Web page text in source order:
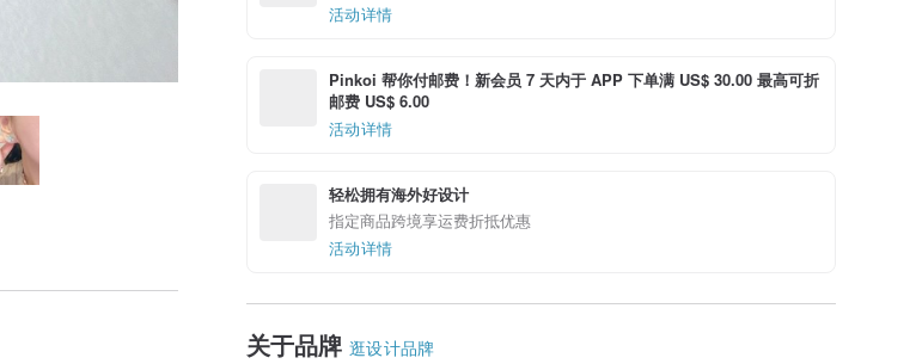
活动详情
Pinkoi 帮你付邮费！新会员 7 天内于 APP 下单满 US$ 30.00 最高可折
邮费 US$ 6.00
活动详情
轻松拥有海外好设计
指定商品跨境享运费折抵优惠
活动详情
关于品牌 逛设计品牌